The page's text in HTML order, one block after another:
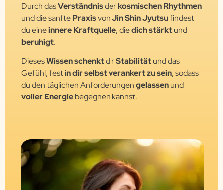
Durch dasVerständnisderkosmischen Rhythmen
und die sanftePraxisvonJin Shin Jyutsufindest
du eineinnere Kraftquelle, diedich stärktund
beruhigt.
DiesesWissen schenktdirStabilitätund das
Gefühl, fest in dir selbst verankert zu sein, sodass
du den täglichen Anforderungengelassenund
voller Energiebegegnen kannst.